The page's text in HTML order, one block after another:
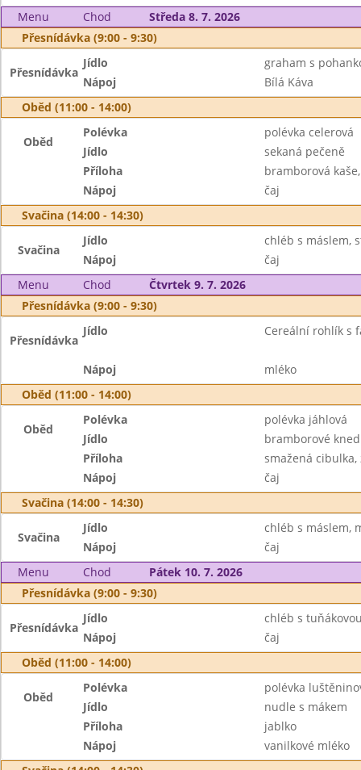
Menu
Chod
Středa 8. 7. 2026
Přesnídávka (9:00 - 9:30)
Přesnídávka
Jídlo
graham s
Nápoj
Bílá Káva
Oběd (11:00 - 14:00)
Oběd
Polévka
polévka celerová
Jídlo
sekaná pečeně
Příloha
bramborová
Nápoj
čaj
Svačina (14:00 - 14:30)
Svačina
Jídlo
chléb s máslem,
Nápoj
čaj
Menu
Chod
Čtvrtek 9. 7. 2026
Přesnídávka (9:00 - 9:30)
Přesnídávka
Jídlo Cereální rohlík s
Nápoj
mléko
Oběd (11:00 - 14:00)
Oběd
Polévka
polévka jáhlová
Jídlo
bramborové
Příloha
smažená cibulka,
Nápoj
čaj
Svačina (14:00 - 14:30)
Svačina
Jídlo
chléb s máslem,
Nápoj
čaj
Menu
Chod
Pátek 10. 7. 2026
Přesnídávka (9:00 - 9:30)
Přesnídávka
Jídlo
chléb s
Nápoj
čaj
Oběd (11:00 - 14:00)
Oběd
Polévka
polévka
Jídlo
nudle s mákem
Příloha
jablko
Nápoj
vanilkové mléko